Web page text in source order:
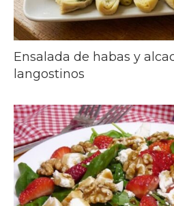
Ensalada de habas y
langostinos